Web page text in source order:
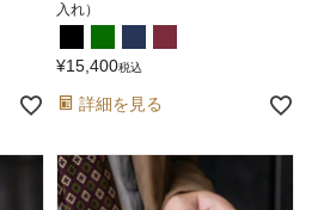
入れ）
¥15,400税込
詳細を見る